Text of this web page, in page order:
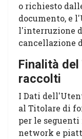
o richiesto
documento, e
l'interruzione
cancellazione
Finalità
raccolti
I Dati
al Titolare di
per le
network e